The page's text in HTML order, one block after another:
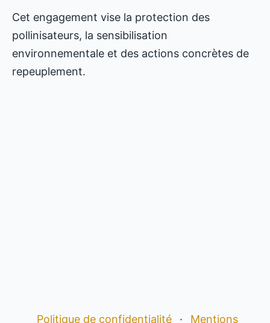
Cet engagement vise la protection des
pollinisateurs, la sensibilisation
environnementale et des actions concrètes de
repeuplement.
Politique de confidentialité · Mentions